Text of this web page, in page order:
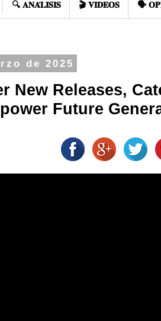
🔍 𝐀𝐍𝐀́𝐋𝐈𝐒𝐈𝐒 🎬 𝐕𝐈𝐃𝐄𝐎𝐒 🗣️
de 2025
New Releases,
Future